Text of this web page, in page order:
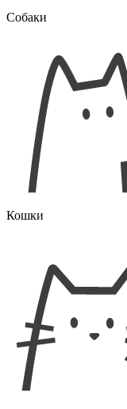
Собаки
Кошки